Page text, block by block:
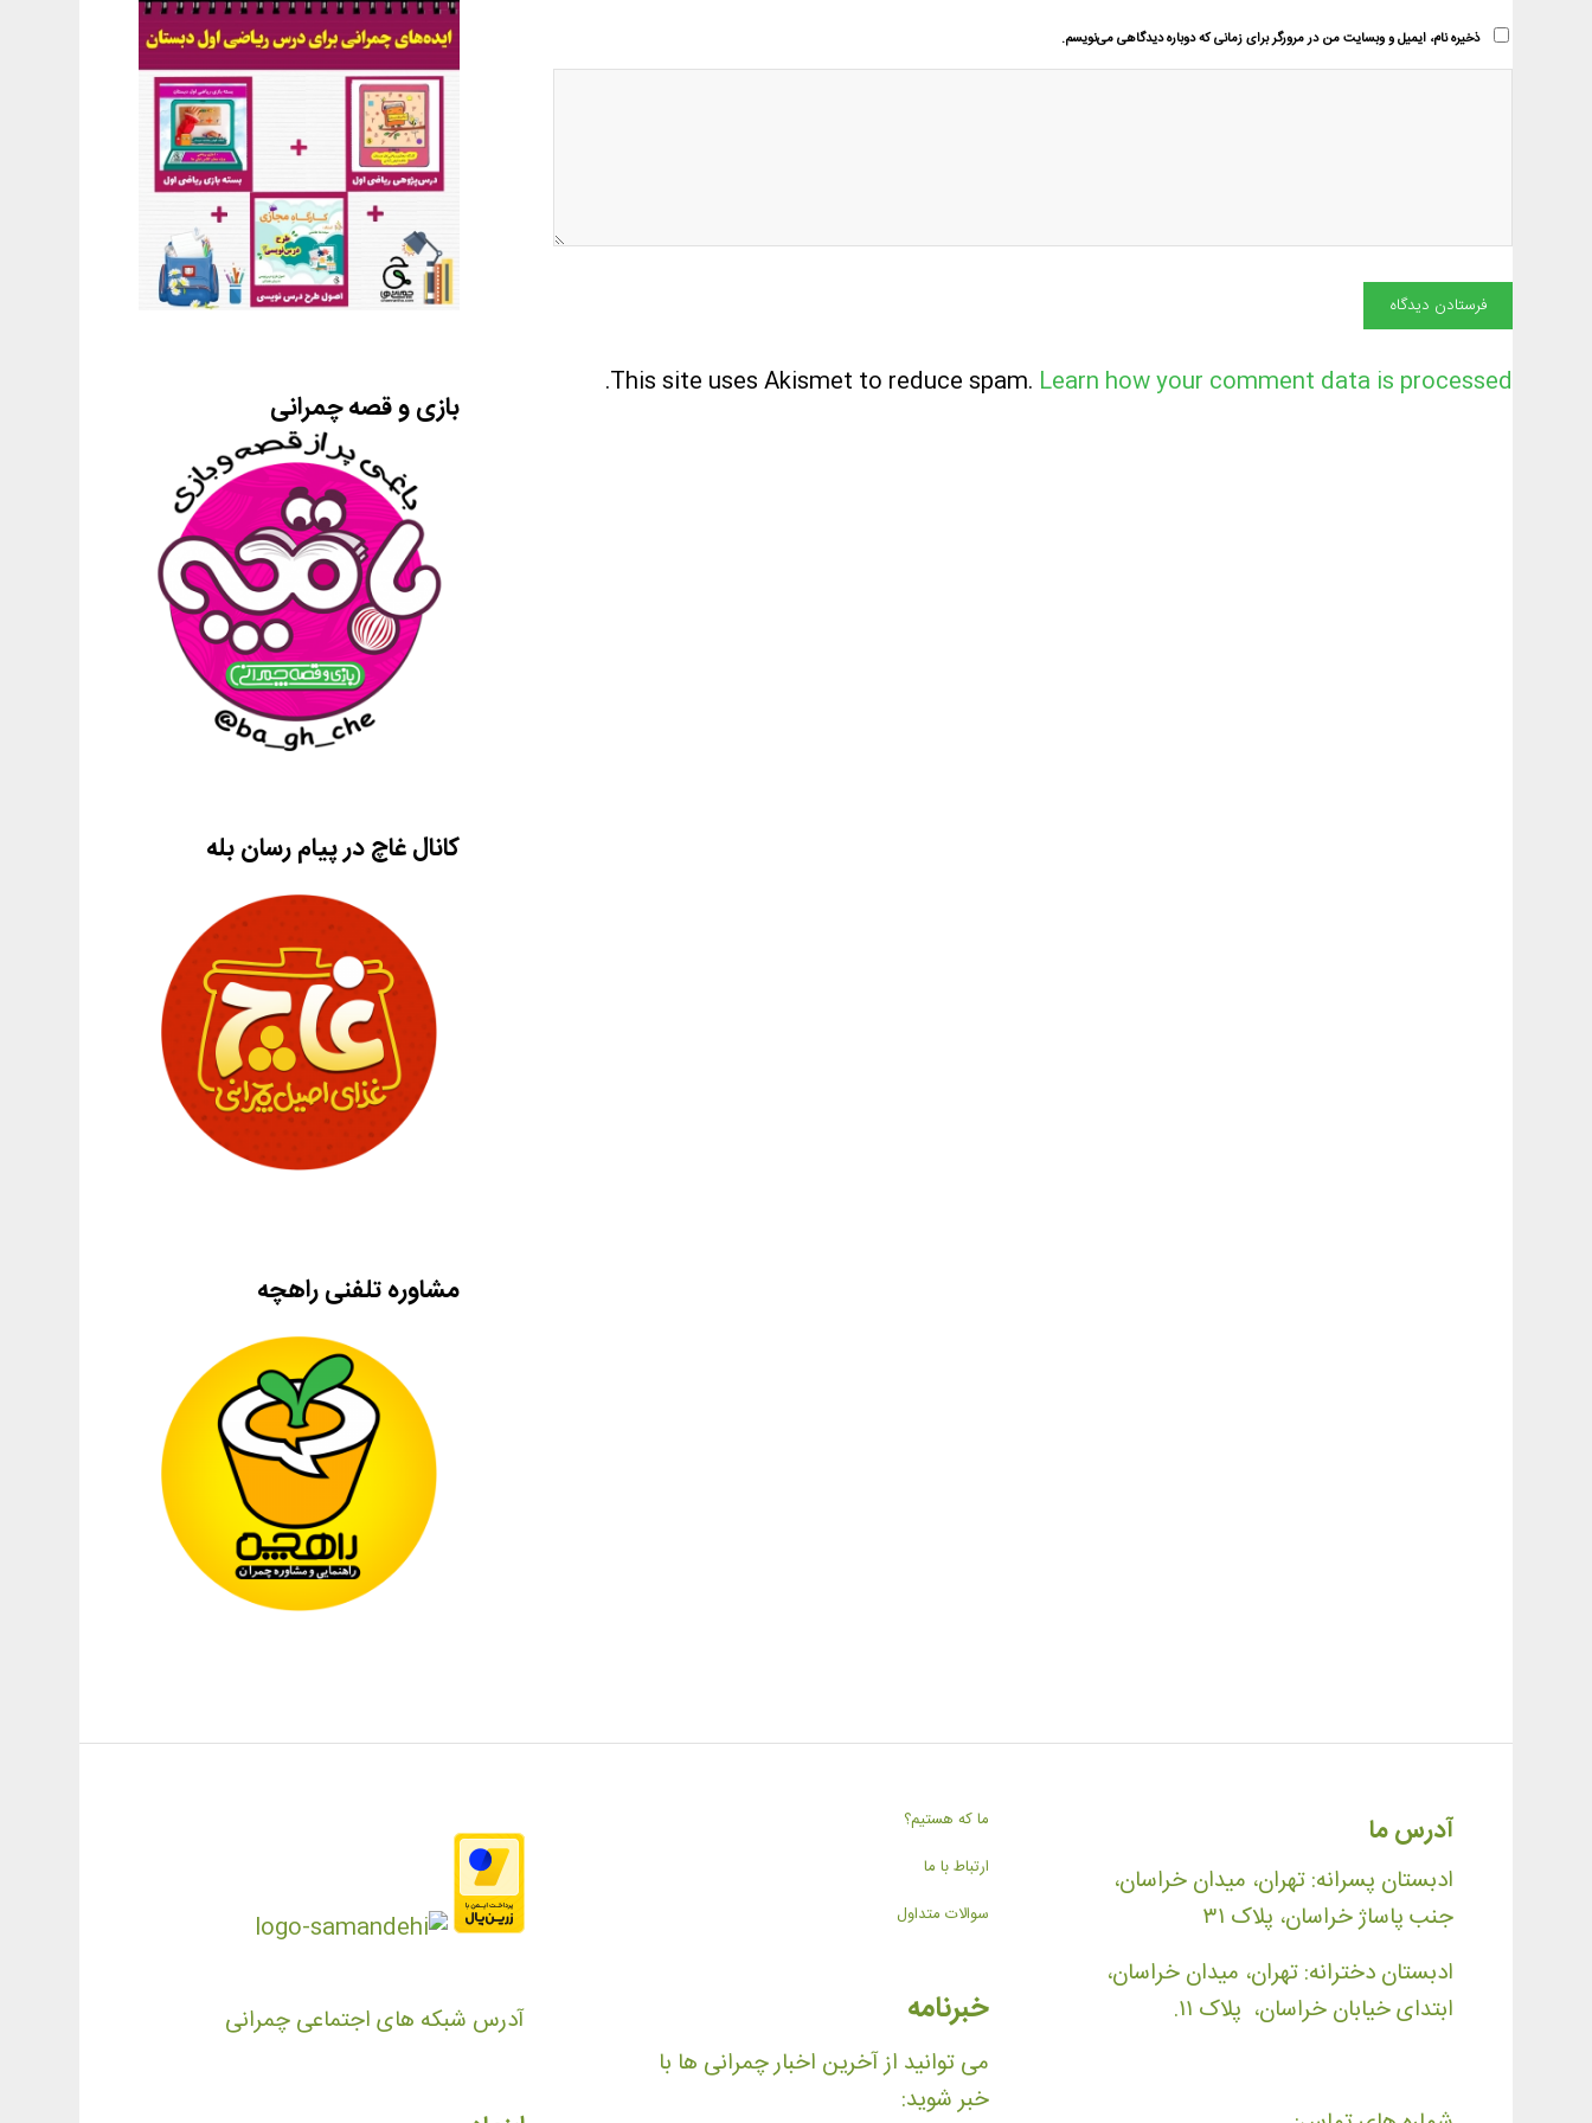
ذخیره نام، ایمیل و وبسایت من در مرورگر برای زمانی که دوباره دیدگاهی می‌نویسم.
This site uses Akismet to reduce spam. Learn how your comment data is processed
.
بازی و قصه چمرانی
کانال غاچ در پیام رسان بله
مشاوره تلفنی راهچه
آدرس ما
ادبستان پسرانه: تهران، میدان خراسان،
جنب پاساژ خراسان، پلاک ۳۱
ادبستان دخترانه: تهران، میدان خراسان،
ابتدای خیابان خراسان، پلاک ۱۱.
ما که هستیم؟
ارتباط با ما
سوالات متداول
خبرنامه
می توانید از آخرین اخبار چمرانی ها با
خبر شوید:
آدرس شبکه های اجتماعی چمرانی